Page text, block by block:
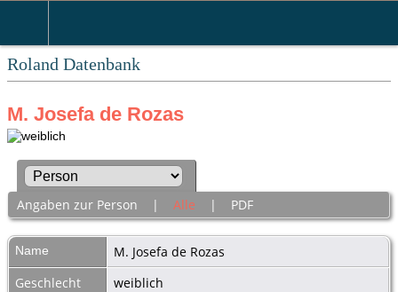
Roland Datenbank
M. Josefa de Rozas
Angaben zur Person | Alle | PDF
Name M. Josefa de Rozas
Geschlecht
weiblich